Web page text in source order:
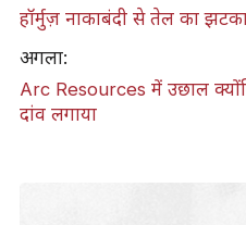
हॉर्मुज़ नाकाबंदी से तेल का
अगला:
Arc Resources में उछाल
दांव लगाया